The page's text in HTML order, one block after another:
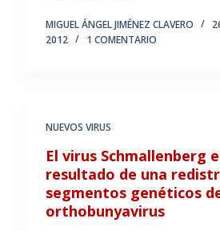
MIGUEL ÁNGEL JIMÉNEZ CLAVERO
2012
1 COMENTARIO
NUEVOS VIRUS
El virus Schmallenberg
resultado de una
segmentos genéticos
orthobunyavirus